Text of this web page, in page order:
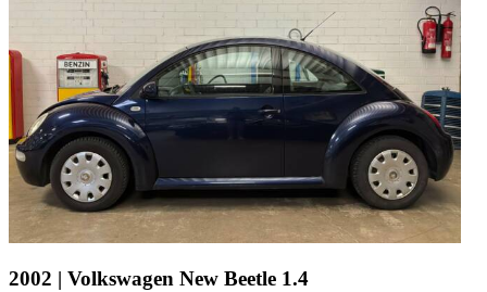
2002 | Volkswagen New Beetle 1.4